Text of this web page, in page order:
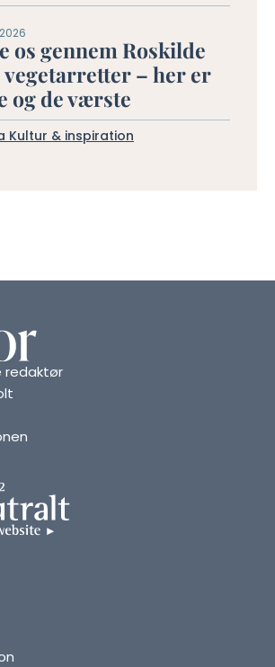
os gennem Roskilde
vegetarretter – her er
og de værste
Kultur & inspiration
redaktør